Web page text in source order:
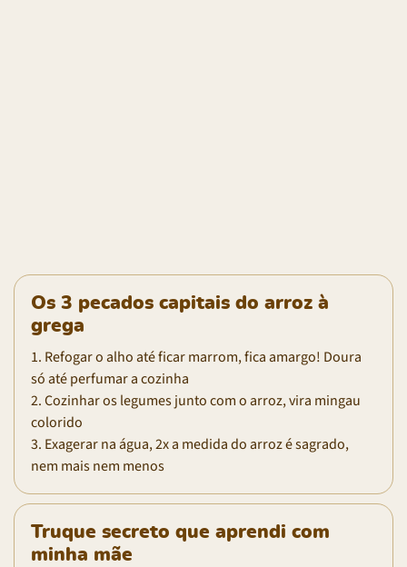
Os 3 pecados capitais do arroz à
grega
1. Refogar o alho até ficar marrom, fica amargo! Doura
só até perfumar a cozinha
2. Cozinhar os legumes junto com o arroz, vira mingau
colorido
3. Exagerar na água, 2x a medida do arroz é sagrado,
nem mais nem menos
Truque secreto que aprendi com
minha mãe